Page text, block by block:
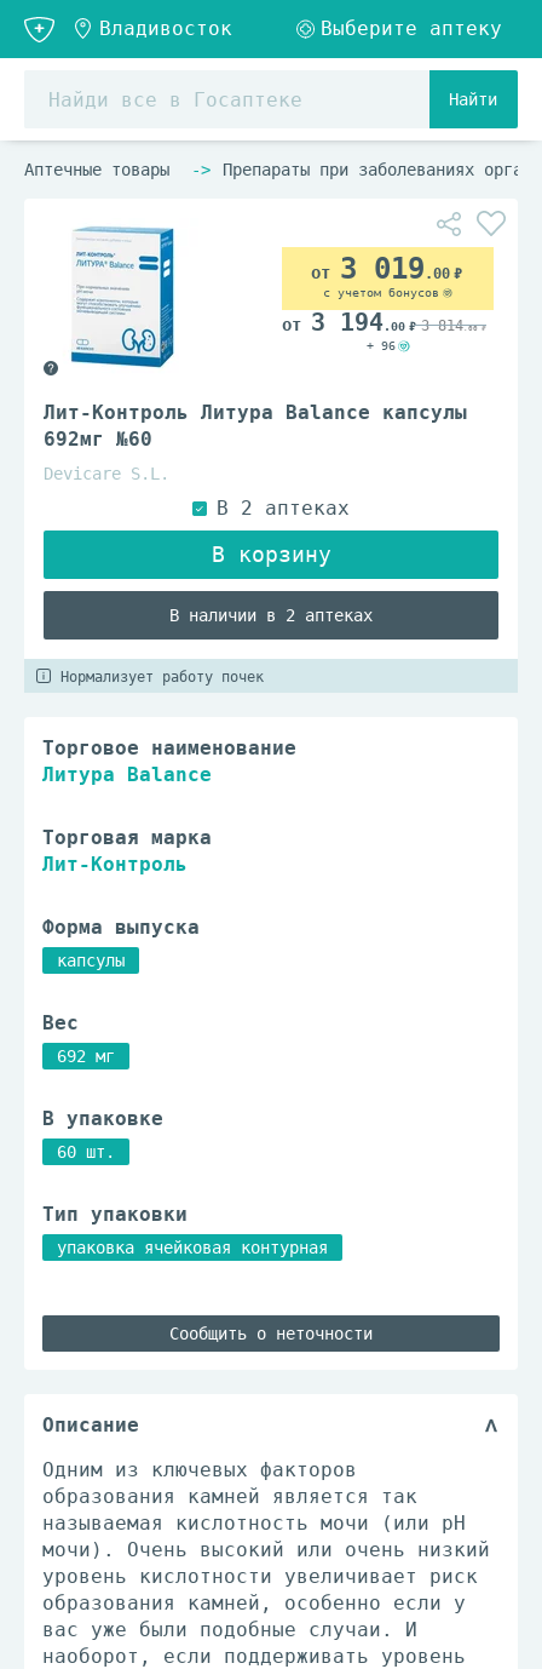
Найти
Аптечные товары Препараты при заболеваниях
Лит-Контроль Литура Balance капсулы
692мг №60
Devicare S.L.
В наличии в 2 аптеках
3 019 .00
с учетом бонусов
3 194.00 3 814.00
+ 96
Нормализует работу почек
Торговое наименование
Литура Balance
Торговая марка
Лит-Контроль
Форма выпуска
капсулы
Вес
692 мг
В упаковке
60 шт.
Тип упаковки
упаковка ячейковая контурная
Сообщить о неточности
Описание
Одним из ключевых факторов
образования камней является так
называемая кислотность мочи (или pH
мочи). Очень высокий или очень низкий
уровень кислотности увеличивает риск
образования камней, особенно если у
вас уже были подобные случаи. И
наоборот, если поддерживать уровень